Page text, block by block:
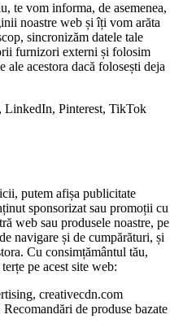
te vom informa, de asemenea,
noastre web și îți vom arăta
sincronizăm datele tale
furnizori externi și folosim
ale acestora dacă folosești deja
Pinterest, TikTok
putem afișa publicitate
sponsorizat sau promoții cu
web sau produsele noastre, pe
navigare și de cumpărături, și
Cu consimțământul tău,
pe acest site web:
creativecdn.com
de produse bazate